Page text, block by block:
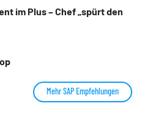
im Plus – Chef „spürt den
Mehr SAP Empfehlungen